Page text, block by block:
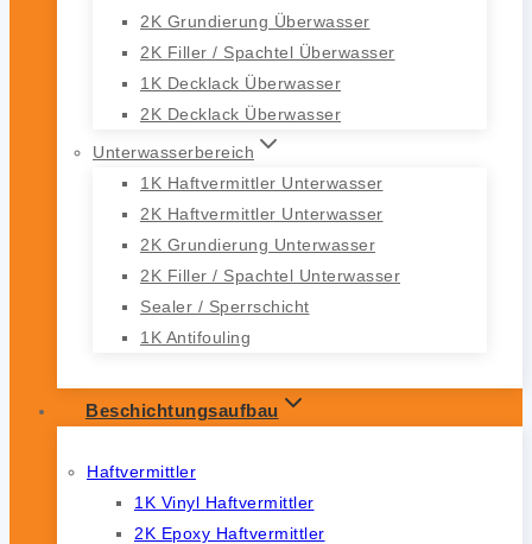
2K Grundierung Überwasser
2K Filler / Spachtel Überwasser
1K Decklack Überwasser
2K Decklack Überwasser
Unterwasserbereich
1K Haftvermittler Unterwasser
2K Haftvermittler Unterwasser
2K Grundierung Unterwasser
2K Filler / Spachtel Unterwasser
Sealer / Sperrschicht
1K Antifouling
Beschichtungsaufbau
Haftvermittler
1K Vinyl Haftvermittler
2K Epoxy Haftvermittler